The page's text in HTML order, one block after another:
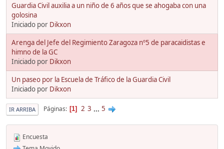
Guardia Civil auxilia a un niño de 6 años que se ahogaba con una
golosina
Iniciado por Dikxon
Arenga del Jefe del Regimiento Zaragoza nº5 de paracaidistas e
himno de la GC
Iniciado por Dikxon
Un paseo por la Escuela de Tráfico de la Guardia Civil
Iniciado por Dikxon
IR ARRIBA Páginas 1 2 3 ... 5
Encuesta